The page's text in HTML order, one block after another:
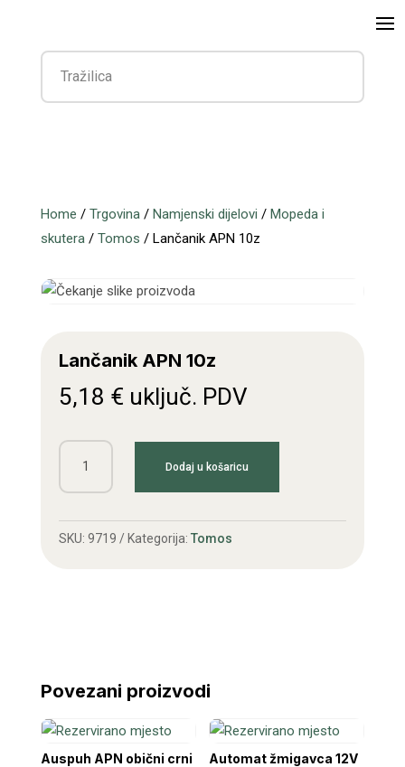
Home / Trgovina/ Namjenski dijelovi / Mopeda i
skutera/ Tomos / Lančanik APN 10z
Lančanik APN 10z
5,18 € uključ. PDV
Lančanik
količina
Dodaj u košaricu
SKU: 9719 Kategorija: Tomos
Povezani proizvodi
Auspuh APN obični crni
Automat žmigavca 12V